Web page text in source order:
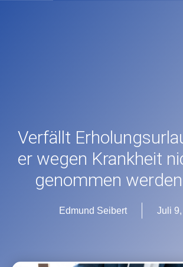
Ver­fällt
er we­gen Krank­heit
ge­nom­men
Edmund Seibert Juli